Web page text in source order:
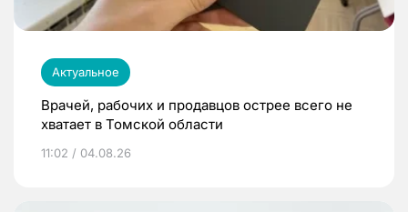
Актуальное
Врачей, рабочих и продавцов острее всего не
хватает в Томской области
11:02 / 04.08.26